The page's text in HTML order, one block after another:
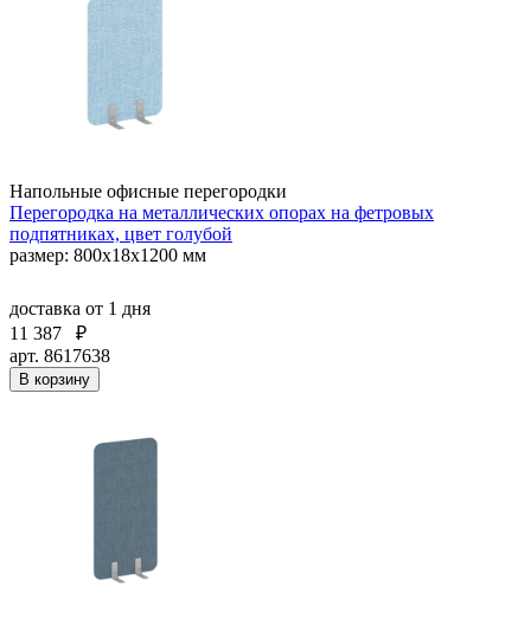
Напольные офисные перегородки
Перегородка на металлических опорах на фетровых
подпятниках, цвет голубой
размер: 800x18x1200 мм
доставка от 1 дня
11 387
₽
арт. 8617638
В корзину